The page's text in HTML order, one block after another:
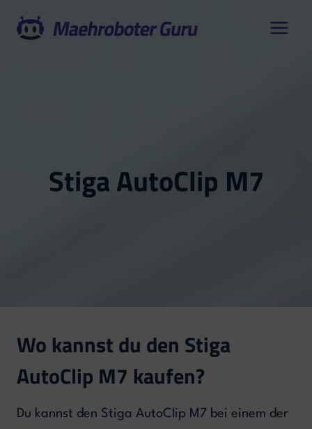
Inhalt
Stiga AutoClip M7
Wo kannst du den Stiga
AutoClip M7 kaufen?
Du kannst den Stiga AutoClip M7 bei einem der